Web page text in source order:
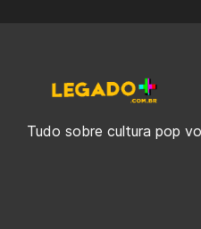
Tudo sobre cultura pop